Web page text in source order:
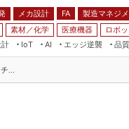
メカ設計 FA 製造マネジ
素材／化学 医療機器 ロボ
IoT
AI
エッジ逆襲 品質
JIMTOF つながるクルマ
メカ設計
...